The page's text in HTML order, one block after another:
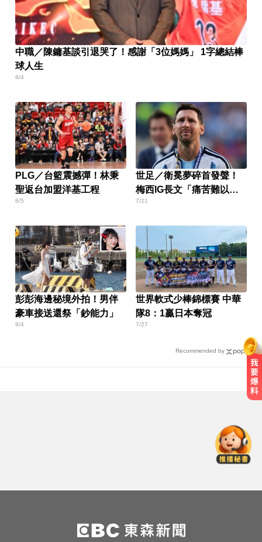
中職／陳鏞基談引退哭了！感謝「3位媽媽」 1字總結棒
球人生
8/4
PLG／台籃震撼彈！林秉
聖返台加盟洋基工程
8/5
世足／衛冕夢碎首發聲！
梅西IG長文「痛苦難以言
喻」
7/21
彭彭海邊秘境外拍！男伴
豪車接送還祭「鈔能力」
8/4
世界軟式少棒錦標賽 中華
隊8：1贏日本奪冠
7/27
Recommended by
還很黑
台股回檔ETF全賺「該跑嗎？」網
揭最大陷阱 勸調節1類股